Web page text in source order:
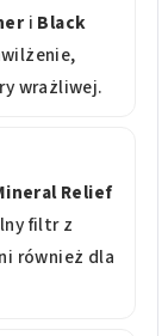
i Black
wrażliwej.
Relief
filtr z
również dla